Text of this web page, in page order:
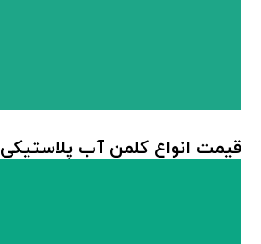
قیمت انواع کلمن آب پلاستیکی